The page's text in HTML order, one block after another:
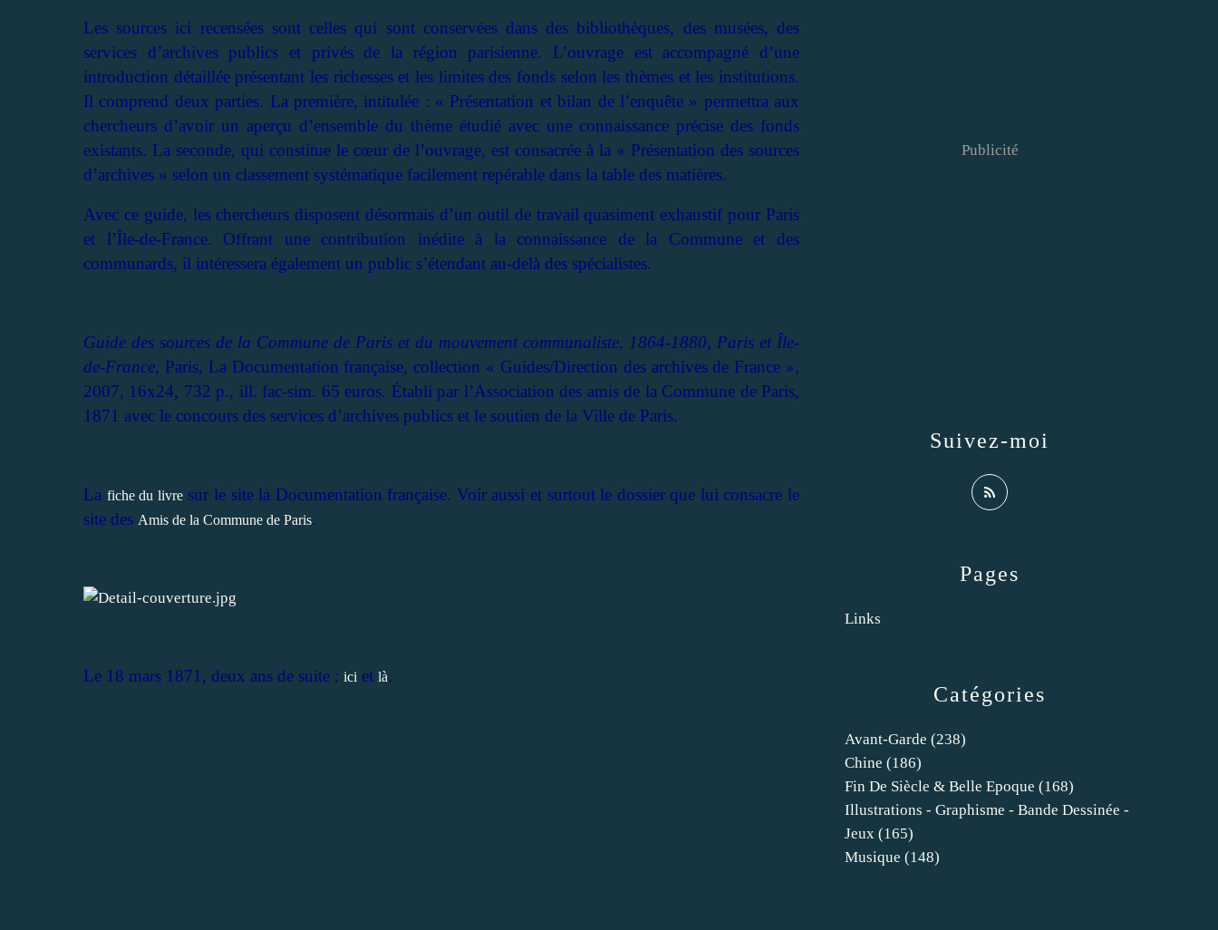
Les sources ici recensées sont celles qui sont conservées dans des bibliothèques, des musées, des
services d’archives publics et privés de la région parisienne. L’ouvrage est accompagné d’une
introduction détaillée présentant les richesses et les limites des fonds selon les thèmes et les institutions.
Il comprend deux parties. La première, intitulée : « Présentation et bilan de l’enquête » permettra aux
chercheurs d’avoir un aperçu d’ensemble du thème étudié avec une connaissance précise des fonds
existants. La seconde, qui constitue le cœur de l’ouvrage, est consacrée à la « Présentation des sources
d’archives » selon un classement systématique facilement repérable dans la table des matières.
Avec ce guide, les chercheurs disposent désormais d’un outil de travail quasiment exhaustif pour Paris
et l’Île-de-France. Offrant une contribution inédite à la connaissance de la Commune et des
communards, il intéressera également un public s’étendant au-delà des spécialistes.
Guide des sources de la Commune de Paris et du mouvement communaliste, 1864-1880, Paris et Île-
de-France, Paris, La Documentation française, collection « Guides/Direction des archives de France »,
2007, 16x24, 732 p., ill. fac-sim. 65 euros. Établi par l’Association des amis de la Commune de Paris,
1871 avec le concours des services d’archives publics et le soutien de la Ville de Paris.
La fiche du livresur le site la Documentation française. Voir aussi et surtout le dossier que lui consacre le
site des Amis de la Commune de Paris.
Le 18 mars 1871, deux ans de suite : ici et là.
Catégories
Avant-Garde (238)
Chine (186)
Fin De Siècle & Belle Epoque (168)
Illustrations - Graphisme - Bande Dessinée -
Jeux (165)
Musique (148)
Pages
Links
Suivez-moi
Publicité